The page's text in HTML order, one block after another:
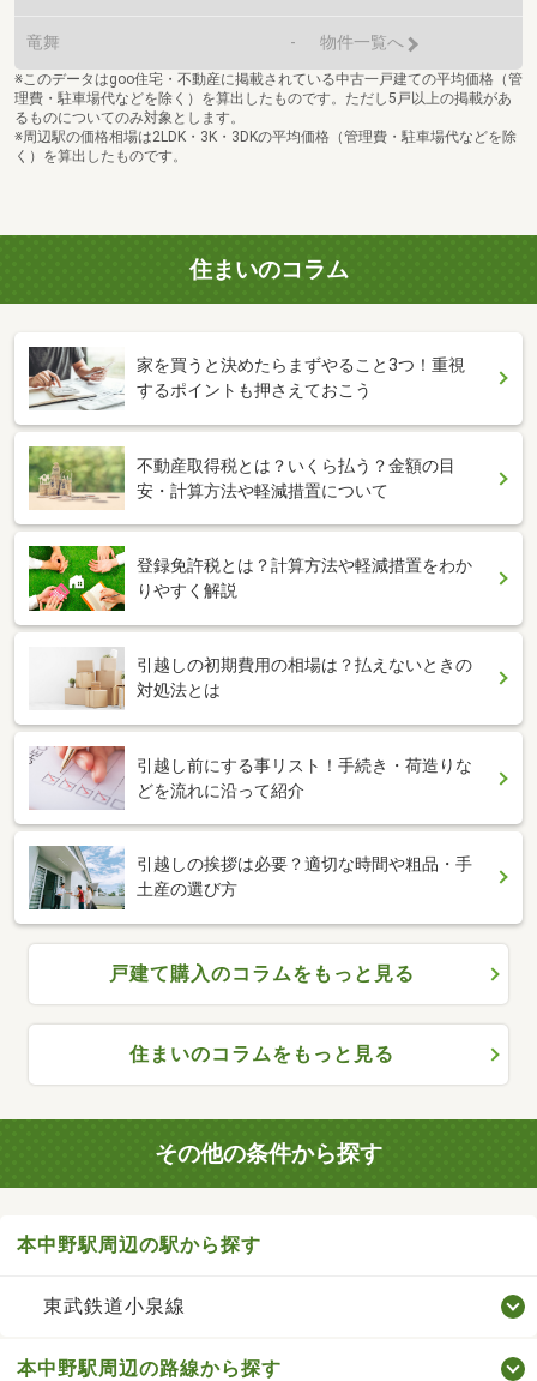
竜舞 - 物件一覧へ
※このデータはgoo住宅・不動産に掲載されている中古一戸建ての平均価格（管
理費・駐車場代などを除く）を算出したものです。ただし5戸以上の掲載があ
るものについてのみ対象とします。
※周辺駅の価格相場は2LDK・3K・3DKの平均価格（管理費・駐車場代などを除
く）を算出したものです。
住まいのコラム
家を買うと決めたらまずやること3つ！重視
するポイントも押さえておこう
不動産取得税とは？いくら払う？金額の目
安・計算方法や軽減措置について
登録免許税とは？計算方法や軽減措置をわか
りやすく解説
引越しの初期費用の相場は？払えないときの
対処法とは
引越し前にする事リスト！手続き・荷造りな
どを流れに沿って紹介
引越しの挨拶は必要？適切な時間や粗品・手
土産の選び方
戸建て購入のコラムをもっと見る
住まいのコラムをもっと見る
その他の条件から探す
本中野駅周辺の駅から探す
東武鉄道小泉線
本中野駅周辺の路線から探す